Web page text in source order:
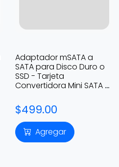
Adaptador mSATA a
SATA para Disco Duro o
SSD - Tarjeta
Convertidora Mini SATA a
$499.00
Agregar